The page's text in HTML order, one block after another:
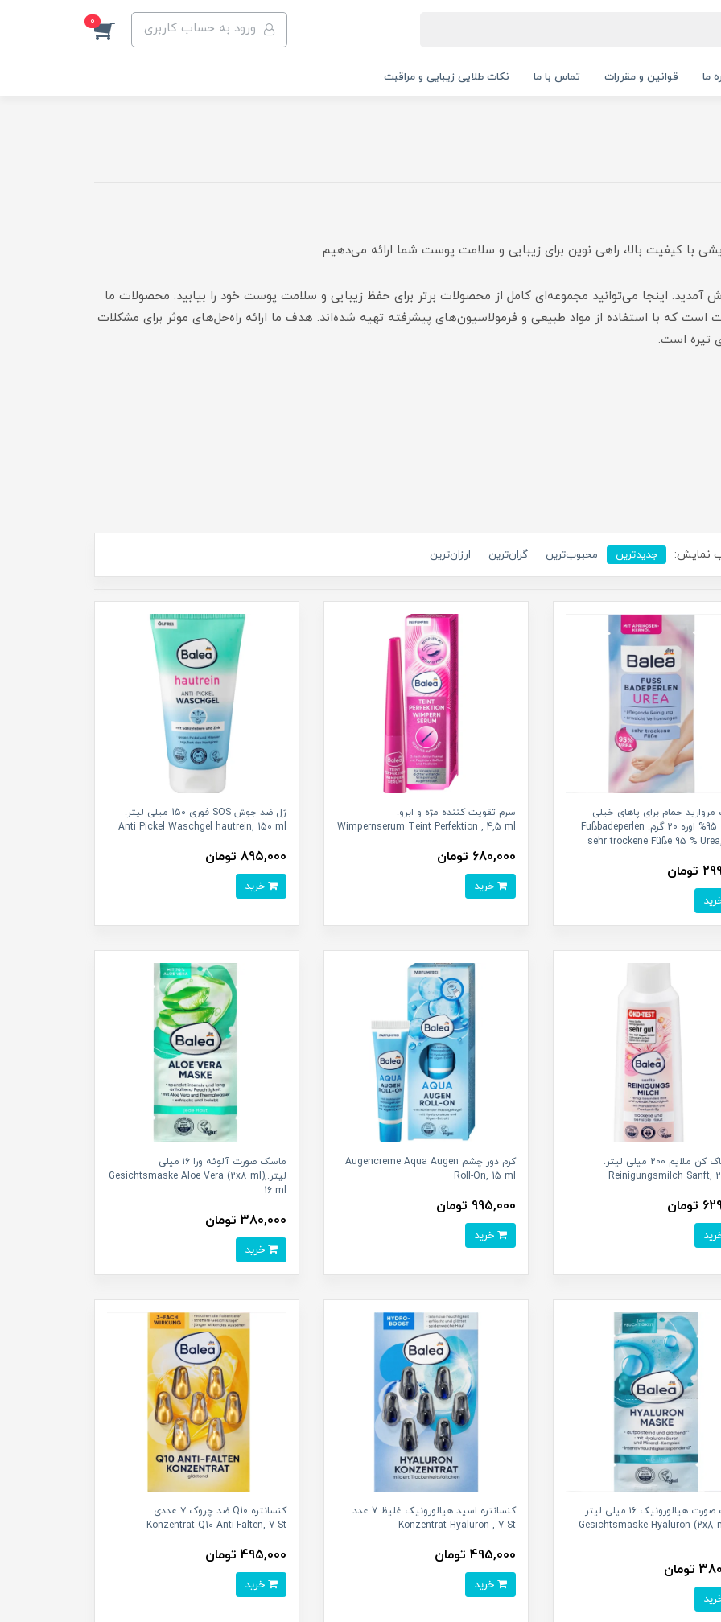
ورود به حساب کاربری 0
ما قوانین و مقررات تماس با ما نکات طلایی زیبایی و مراقبت
اینجا می‌توانید مجموعه‌ای کامل از محصولات برتر برای حفظ زیبایی و سلامت پوست خود را بیابید. محصولات ما
که با استفاده از مواد طبیعی و فرمولاسیون‌های پیشرفته تهیه شده‌اند. هدف ما ارائه راه‌حل‌های موثر برای مشکلات
تیره است.
نمایش: جدیدترین محبوب‌ترین گران‌ترین ارزان‌ترین
حمام برای پاهای خیلی
خشک 95% اوره 20 گرم. Fußbadeperlen
sehr trockene Füße 95 %
سرم تقویت کننده مژه و ابرو.
Wimpernserum Teint Perfektion , 4,5 ml
680,000 تومان
خرید
ژل ضد جوش SOS فوری 15۰ میلی لیتر.
Anti Pickel Waschgel hautrein, 150 ml
895,000 تومان
خرید
شیر پاک کن ملایم 200 میلی لیتر.
Reinigungsmilch Sanft,
کرم دور چشم Augencreme Aqua Augen
Roll-On, 15 ml
995,000 تومان
خرید
ماسک صورت آلوئه ورا ۱۶ میلی
لیتر.Gesichtsmaske Aloe Vera (2x8 ml),
16 ml
380,000 تومان
خرید
ماسک صورت هیالورونیک ۱۶ میلی لیتر.
Gesichtsmaske Hyaluron (2x8
کنسانتره اسید هیالورونیک غلیظ 7 عدد.
Konzentrat Hyaluron , 7 St
495,000 تومان
خرید
کنسانتره Q10 ضد چروک ۷ عددی.
Konzentrat Q10 Anti-Falten, 7 St
495,000 تومان
خرید